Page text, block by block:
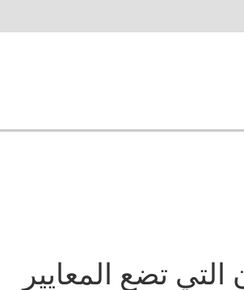
تضع المعايير